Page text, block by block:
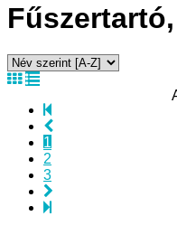
1
2
3